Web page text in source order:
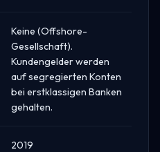
Keine (Offshore-
Gesellschaft).
Kundengelder werden
auf segregierten Konten
bei erstklassigen Banken
gehalten.
2019